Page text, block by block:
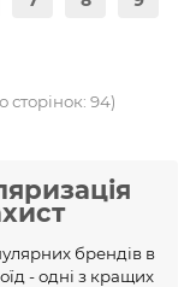
сторінок: 94)
брендів в
- одні з кращих